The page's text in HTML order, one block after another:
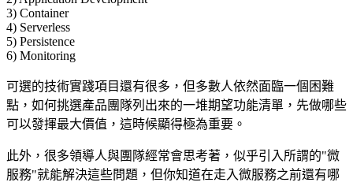
3) Container
4) Serverless
5) Persistence
6) Monitoring
可選的技術實踐項目還有很多，但多數人依然面臨一個困難
點，如何挑選產品團隊列出來的一堆期望功能清單，先做哪些
可以發揮最大價值，這時候顯得極為重要。
此外，很多領導人與團隊經常會思考著，似乎引入所謂的"微
服務"就能解決這些問題，但你知道在走入微服務之前還有哪